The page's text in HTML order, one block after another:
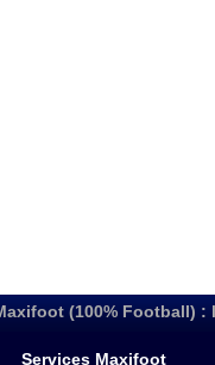
(100% Football)
Services Maxifoot